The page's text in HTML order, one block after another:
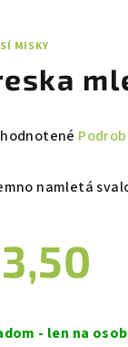
MISKY
namletá
- len na